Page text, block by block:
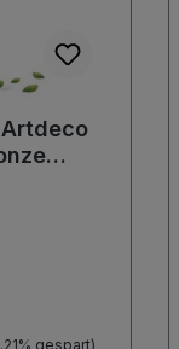
gespart)